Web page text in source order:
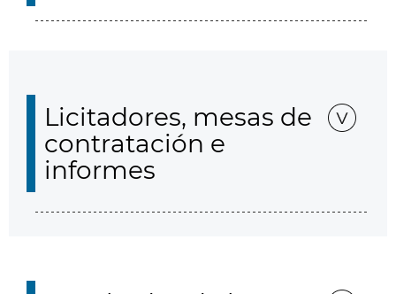
Licitadores, mesas de
contratación e
informes